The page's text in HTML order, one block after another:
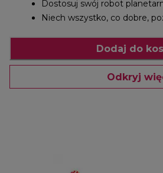
Dostosuj swój robot
Niech wszystko, co dobre,
Dodaj do
Odkryj